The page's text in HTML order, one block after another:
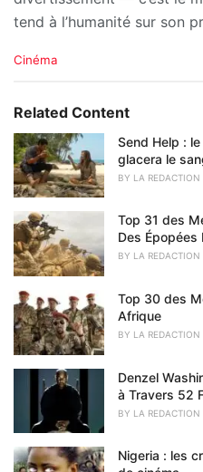
tend à l’humanité sur son
C
e
o
r
i
e
:
Cinéma
Related Content
Send Help :
glacera le
BY LA REDACTION
Top 31 des
Des Épopées
BY LA REDACTION
Top 30 des
Afrique
BY LA REDACTION
Denzel
à Travers 52
BY LA REDACTION
Nigeria : les